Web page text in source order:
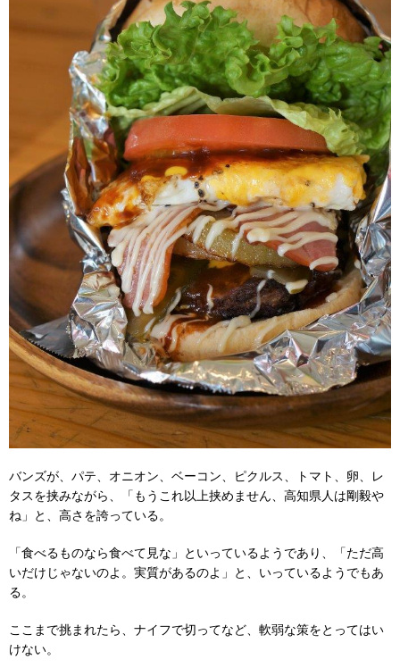
バンズが、パテ、オニオン、ベーコン、ピクルス、トマト、卵、レ
タスを挟みながら、「もうこれ以上挟めません、高知県人は剛毅や
ね」と、高さを誇っている。
「食べるものなら食べて見な」といっているようであり、「ただ高
いだけじゃないのよ。実質があるのよ」と、いっているようでもあ
る。
ここまで挑まれたら、ナイフで切ってなど、軟弱な策をとってはい
けない。